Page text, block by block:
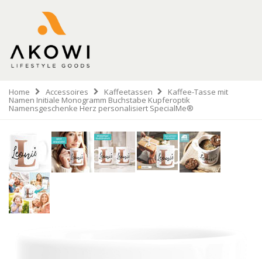
Home Accessoires Kaffeetassen Kaffee-Tasse mit
Namen Initiale Monogramm Buchstabe Kupferoptik
Namensgeschenke Herz personalisiert SpecialMe®